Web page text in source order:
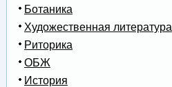
Ботаника
Художественная литература
Риторика
ОБЖ
История